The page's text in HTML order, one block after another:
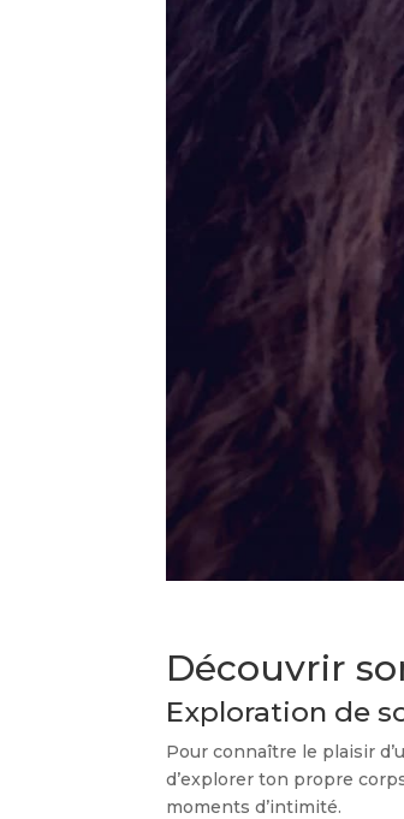
Découvrir
Exploration de
Pour connaître le plaisir
d’explorer ton propre
moments d’intimité.